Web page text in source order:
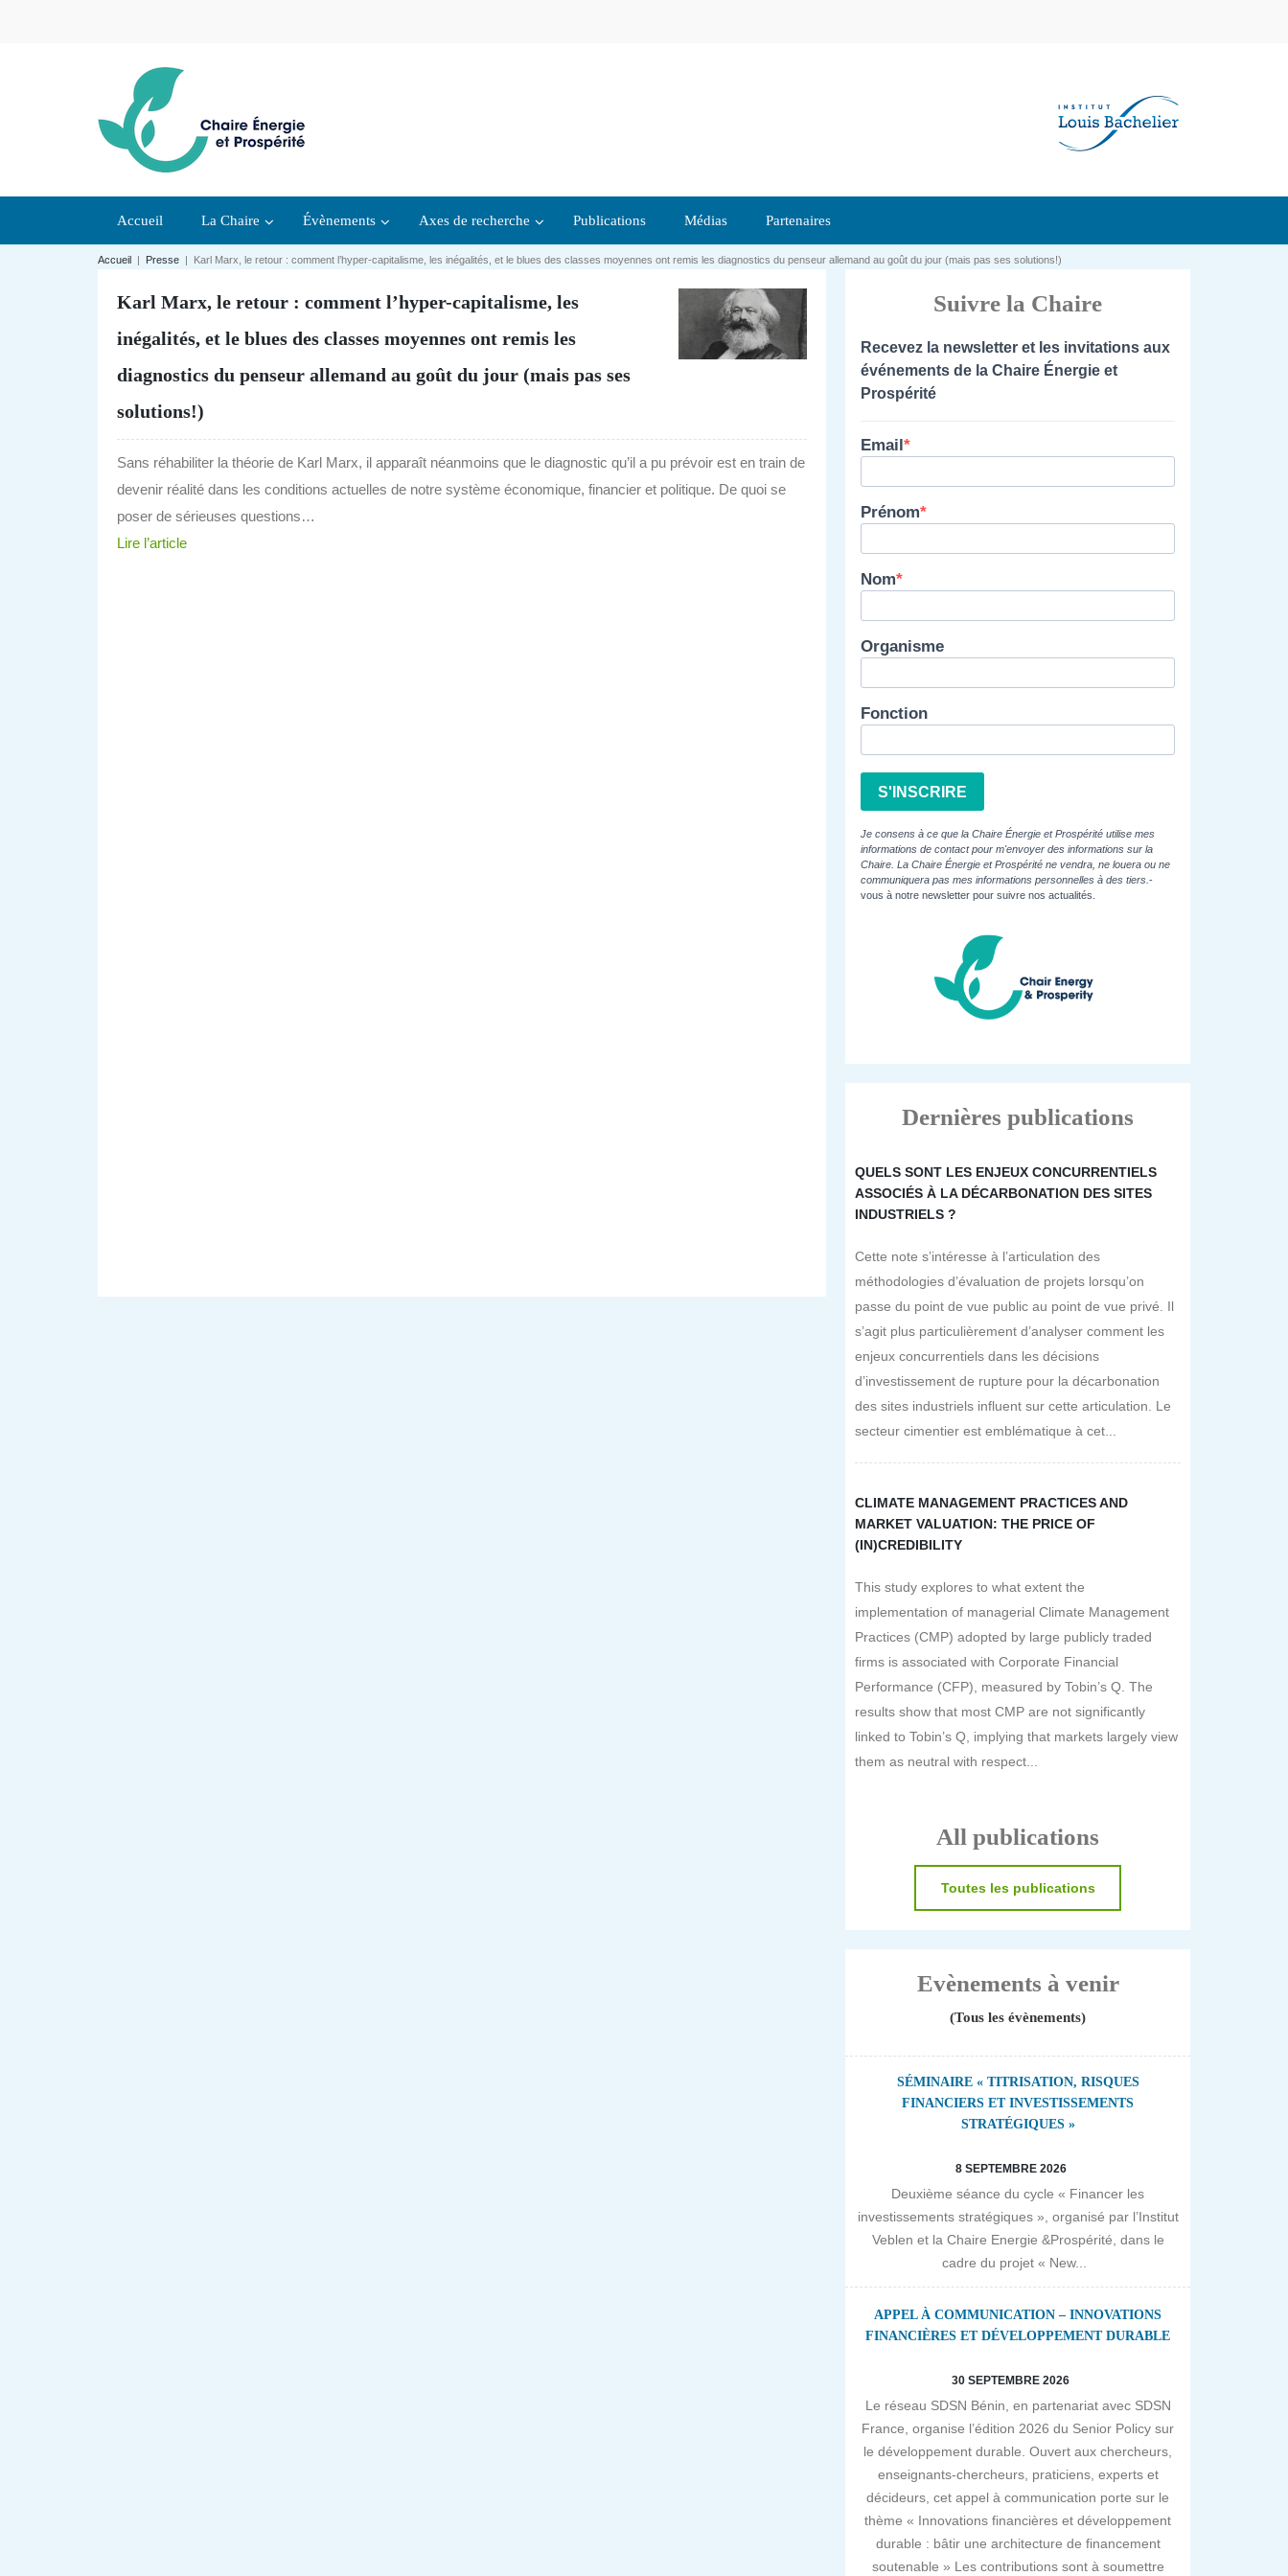
Accueil La Chaire Évènements Axes de recherche Publications Médias Partenaires
Accueil | Presse | Karl Marx, le retour : comment l’hyper-capitalisme, les inégalités, et le blues des classes moyennes ont remis les diagnostics du penseur allemand au goût du jour (mais pas ses solutions!)
Karl Marx, le retour : comment l’hyper-capitalisme, les
inégalités, et le blues des classes moyennes ont remis les
diagnostics du penseur allemand au goût du jour (mais pas ses
solutions!)
Sans réhabiliter la théorie de Karl Marx, il apparaît néanmoins que le diagnostic qu’il a pu prévoir est en train de
devenir réalité dans les conditions actuelles de notre système économique, financier et politique. De quoi se
poser de sérieuses questions…
Lire l’article
Suivre la Chaire
Recevez la newsletter et les invitations aux
événements de la Chaire Énergie et
Prospérité
Email
Prénom
Nom
Organisme
Fonction
S'INSCRIRE
Je consens à ce que la Chaire Énergie et Prospérité utilise mes
informations de contact pour m'envoyer des informations sur la
Chaire. La Chaire Énergie et Prospérité ne vendra, ne louera ou ne
communiquera pas mes informations personnelles à des tiers. -
vous à notre newsletter pour suivre nos actualités.
Dernières publications
QUELS SONT LES ENJEUX CONCURRENTIELS
ASSOCIÉS À LA DÉCARBONATION DES SITES
INDUSTRIELS ?
Cette note s’intéresse à l’articulation des
méthodologies d’évaluation de projets lorsqu’on
passe du point de vue public au point de vue privé. Il
s’agit plus particulièrement d’analyser comment les
enjeux concurrentiels dans les décisions
d’investissement de rupture pour la décarbonation
des sites industriels influent sur cette articulation. Le
secteur cimentier est emblématique à cet...
CLIMATE MANAGEMENT PRACTICES AND
MARKET VALUATION: THE PRICE OF
(IN)CREDIBILITY
This study explores to what extent the
implementation of managerial Climate Management
Practices (CMP) adopted by large publicly traded
firms is associated with Corporate Financial
Performance (CFP), measured by Tobin’s Q. The
results show that most CMP are not significantly
linked to Tobin’s Q, implying that markets largely view
them as neutral with respect...
All publications
Toutes les publications
Evènements à venir
(Tous les évènements)
SÉMINAIRE « TITRISATION, RISQUES
FINANCIERS ET INVESTISSEMENTS
STRATÉGIQUES »
8 SEPTEMBRE 2026
Deuxième séance du cycle « Financer les
investissements stratégiques », organisé par l’Institut
Veblen et la Chaire Energie &Prospérité, dans le
cadre du projet « New...
APPEL À COMMUNICATION – INNOVATIONS
FINANCIÈRES ET DÉVELOPPEMENT DURABLE
30 SEPTEMBRE 2026
Le réseau SDSN Bénin, en partenariat avec SDSN
France, organise l’édition 2026 du Senior Policy sur
le développement durable. Ouvert aux chercheurs,
enseignants-chercheurs, praticiens, experts et
décideurs, cet appel à communication porte sur le
thème « Innovations financières et développement
durable : bâtir une architecture de financement
soutenable » Les contributions sont à soumettre